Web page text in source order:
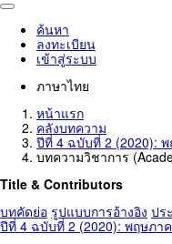
ค้นหา
ลงทะเบียน
เข้าสู่ระบบ
ภาษาไทย
หน้าแรก
คลังบทความ
ปีที่ 4 ฉบับที่ 2 (2020):
บทความวิชาการ
Title & Contributors
บทคัดย่อ รูปแบบการอ้างอิง ปร
ปีที่ 4 ฉบับที่ 2 (2020): พฤษภา